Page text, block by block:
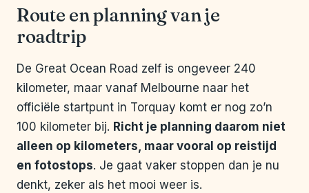
Route en planning van je
roadtrip
De Great Ocean Road zelf is ongeveer 240
kilometer, maar vanaf Melbourne naar het
officiële startpunt in Torquay komt er nog zo’n
100 kilometer bij. Richt je planning daarom niet
alleen op kilometers, maar vooral op reistijd
en fotostops. Je gaat vaker stoppen dan je nu
denkt, zeker als het mooi weer is.